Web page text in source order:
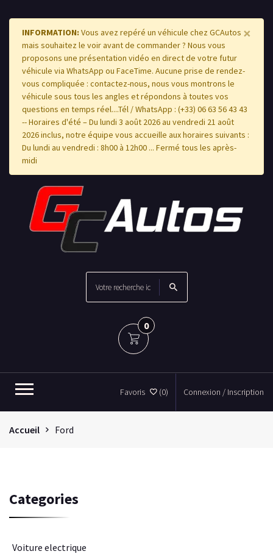
INFORMATION: Vous avez repéré un véhicule chez GCAutos
mais souhaitez le voir avant de commander ? Nous vous
proposons une présentation vidéo en direct de votre futur
véhicule via WhatsApp ou FaceTime. Aucune prise de rendez-
vous compliquée : contactez-nous, nous vous montrons le
véhicule sous tous les angles et répondons à toutes vos
questions en temps réel....Tél / WhatsApp : (+33) 06 63 56 43 43
-- Horaires d'été – Du lundi 3 août 2026 au vendredi 21 août
2026 inclus, notre équipe vous accueille aux horaires suivants :
Du lundi au vendredi : 8h00 à 12h00 ... Fermé tous les après-
midi
×
0
Favoris (0) Connexion / Inscription
Accueil Ford
Categories
Voiture electrique